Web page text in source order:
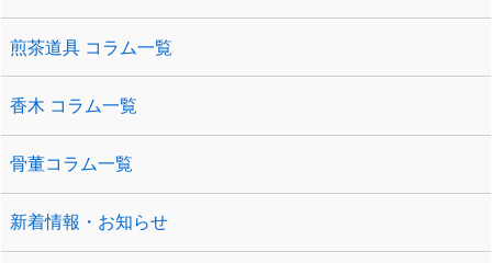
煎茶道具 コラム一覧
香木 コラム一覧
骨董コラム一覧
新着情報・お知らせ